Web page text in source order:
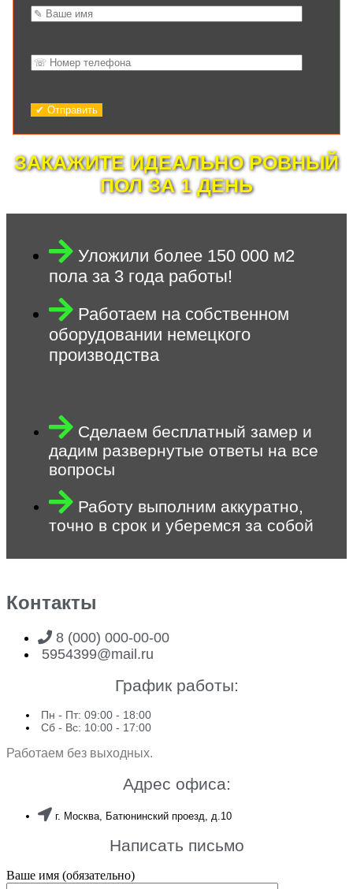
ЗАКАЖИТЕ ИДЕАЛЬНО РОВНЫЙ
ПОЛ ЗА 1 ДЕНЬ
Уложили более 150 000 м2
пола за 3 года работы!
Работаем на собственном
оборудовании немецкого
производства
Сделаем бесплатный замер и
дадим развернутые ответы на все
вопросы
Работу выполним аккуратно,
точно в срок и уберемся за собой
Контакты
8 (000) 000-00-00
5954399@mail.ru
График работы:
Пн - Пт: 09:00 - 18:00
Сб - Вс: 10:00 - 17:00
Работаем без выходных.
Адрес офиса:
г. Москва, Батюнинский проезд, д.10
Написать письмо
Ваше имя (обязательно)